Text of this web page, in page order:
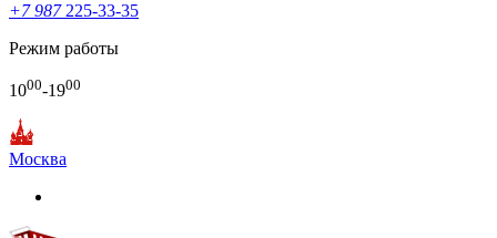
+7 987225-33-35
Режим работы
1000-1900
Москва